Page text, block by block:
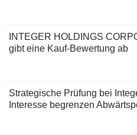
INTEGER HOLDINGS
gibt eine Kauf-Bewertung ab
Strategische Prüfung bei
Interesse begrenzen